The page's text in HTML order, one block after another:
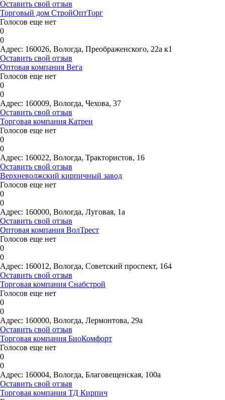
Оставить свой отзыв
Торговый дом СтройОптТорг
Голосов еще нет
0
0
Адрес: 160026, Вологда, Преображенского, 22а к1
Оставить свой отзыв
Оптовая компания Вега
Голосов еще нет
0
0
Адрес: 160009, Вологда, Чехова, 37
Оставить свой отзыв
Торговая компания Катрен
Голосов еще нет
0
0
Адрес: 160022, Вологда, Трактористов, 16
Оставить свой отзыв
Верхневолжский кирпичный завод
Голосов еще нет
0
0
Адрес: 160000, Вологда, Луговая, 1а
Оставить свой отзыв
Оптовая компания ВолТрест
Голосов еще нет
0
0
Адрес: 160012, Вологда, Советский проспект, 164
Оставить свой отзыв
Торговая компания Снабстрой
Голосов еще нет
0
0
Адрес: 160000, Вологда, Лермонтова, 29а
Оставить свой отзыв
Торговая компания БиоКомфорт
Голосов еще нет
0
0
Адрес: 160004, Вологда, Благовещенская, 100а
Оставить свой отзыв
Торговая компания ТД Кирпич